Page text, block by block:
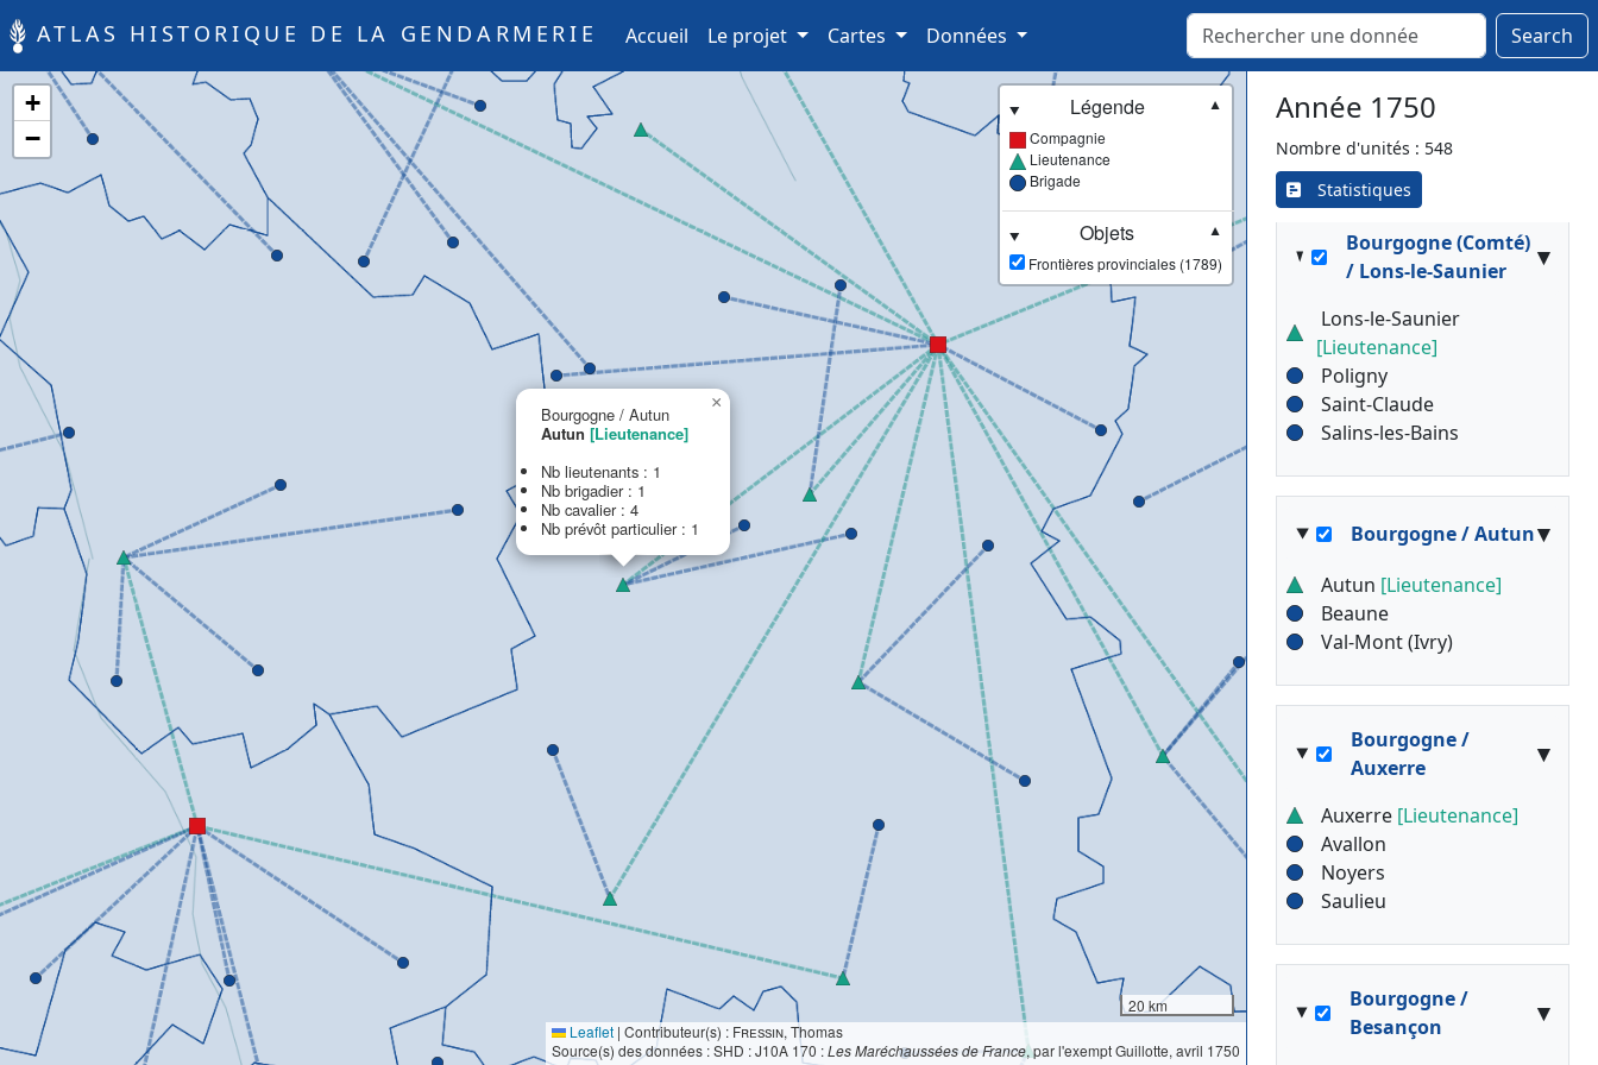
ATLAS HISTORIQUE DE LA GENDARMERIE Accueil (current)
Le projet Cartes Données Search
Bourgogne / Autun
Autun [Lieutenance]
Nb lieutenants : 1
Nb brigadier : 1
Nb cavalier : 4
Nb prévôt particulier : 1
×
+
−
Légende
▼
Compagnie
Lieutenance
Brigade
Objets
▼
Frontières provinciales (1789)
20 km
Leaflet | Contributeur(s) : Fressin, Thomas
Source(s) des données : SHD : J10A 170 :Les Maréchaussées de France, par l'exempt Guillotte, avril 1750
Année 1750
Nombre d'unités : 548
Statistiques
Nevers[Lieutenance]
Château-Chinon Ville
Saint-Pierre-le-Moûtier
Saint-Saulge
Bourgogne (Comté)
/ Lons-le-Saunier
▾
Lons-le-Saunier
[Lieutenance]
Poligny
Saint-Claude
Salins-les-Bains
Bourgogne / Autun▾
Autun [Lieutenance]
Beaune
Val-Mont (Ivry)
Bourgogne /
Auxerre
▾
Auxerre [Lieutenance]
Avallon
Noyers
Saulieu
Bourgogne /
Besançon
▾